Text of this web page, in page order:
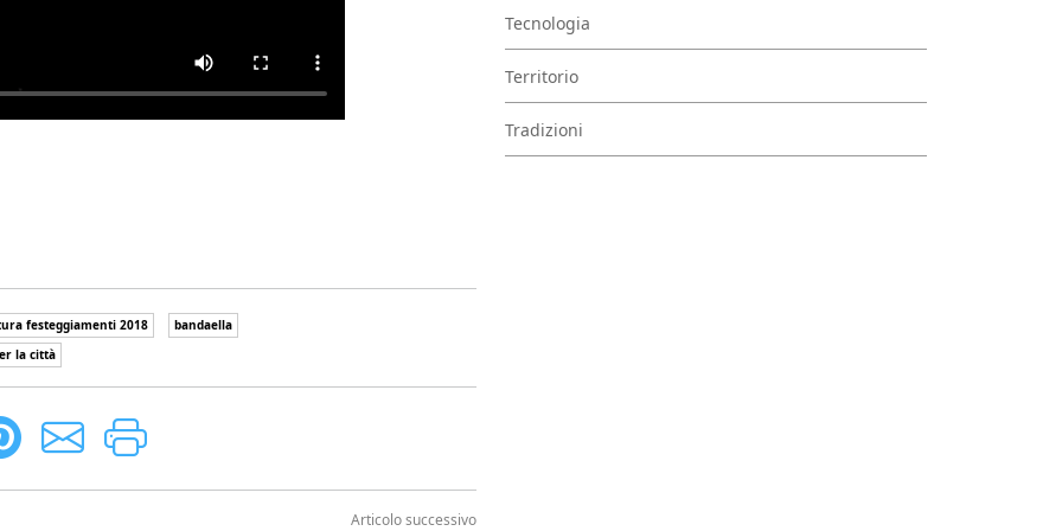
festeggiamenti 2018
bandaella
la città
Articolo successivo
Tecnologia
Territorio
Tradizioni